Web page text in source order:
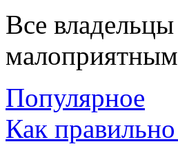
Все
Популярное
Как